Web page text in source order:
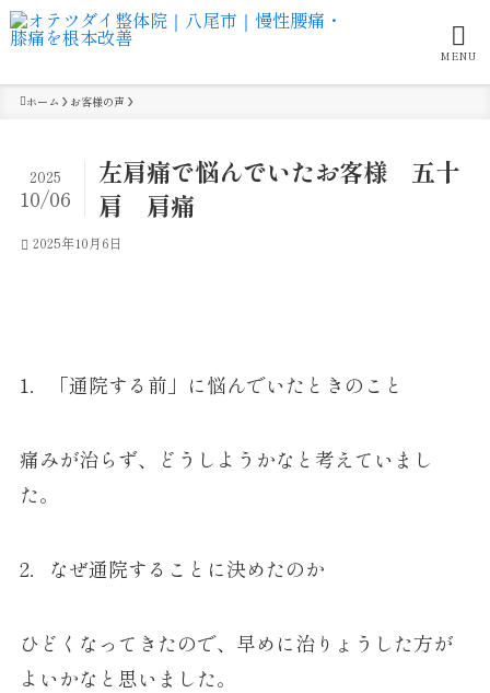
MENU
ホーム お客様の声
左肩痛で悩んでいたお客様 五十
肩 肩痛
2025
10/06
2025年10月6日
1．「通院する前」に悩んでいたときのこと
痛みが治らず、どうしようかなと考えていまし
た。
2．なぜ通院することに決めたのか
ひどくなってきたので、早めに治りょうした方が
よいかなと思いました。